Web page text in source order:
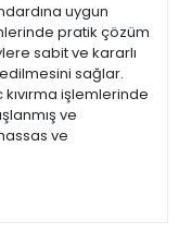
uygun
pratik çözüm
sabit ve kararlı
sağlar.
işlemlerinde
ve
ve